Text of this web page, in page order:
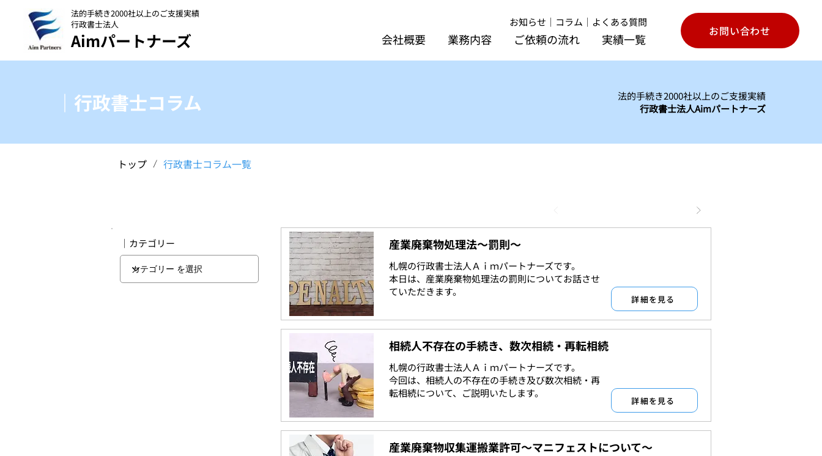
法的手続き2000社以上のご支援実績
行政書士法人
Aimパートナーズ
お知らせ ｜ コラム ｜ よくある質問
会社概要 業務内容 ご依頼の流れ 実績一覧
お問い合わせ
｜行政書士コラム
法的手続き2000社以上のご支援実績
行政書士法人Aimパートナーズ
トップ / 行政書士コラム一覧
｜カテゴリー 産業廃棄物処理法～罰則～
札幌の行政書士法人Ａｉｍパートナーズです。
本日は、産業廃棄物処理法の罰則についてお話させ
ていただきます。
詳細を見る
相続人不存在の手続き、数次相続・再転相続
札幌の行政書士法人Ａｉｍパートナーズです。
今回は、相続人の不存在の手続き及び数次相続・再
転相続について、ご説明いたします。
詳細を見る
産業廃棄物収集運搬業許可～マニフェストについて～